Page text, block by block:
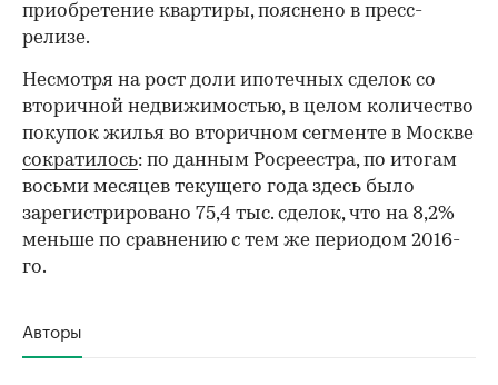
приобретение квартиры, пояснено в пресс-
релизе.
Несмотря на рост доли ипотечных сделок со
вторичной недвижимостью, в целом количество
покупок жилья во вторичном сегменте в Москве
сократилось: по данным Росреестра, по итогам
восьми месяцев текущего года здесь было
зарегистрировано 75,4 тыс. сделок, что на 8,2%
меньше по сравнению с тем же периодом 2016-
го.
Авторы